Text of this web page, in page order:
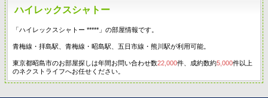
ハイレックスシャトー
「ハイレックスシャトー *****」の部屋情報です。
青梅線・拝島駅、青梅線・昭島駅、五日市線・熊川駅が利用可能。
東京都昭島市のお部屋探しは年間お問い合わせ数22,000件、成約数約5,000件以上
のネクストライフへお任せください。